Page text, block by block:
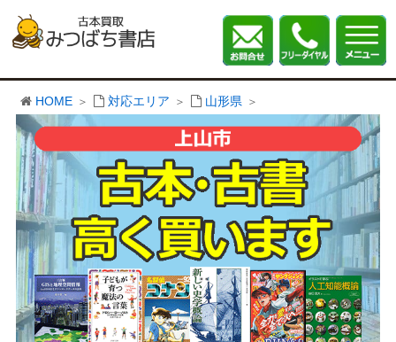
HOME 対応エリア 山形県